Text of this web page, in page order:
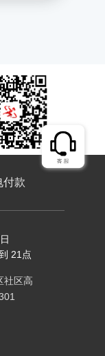
付款
21点
社区高